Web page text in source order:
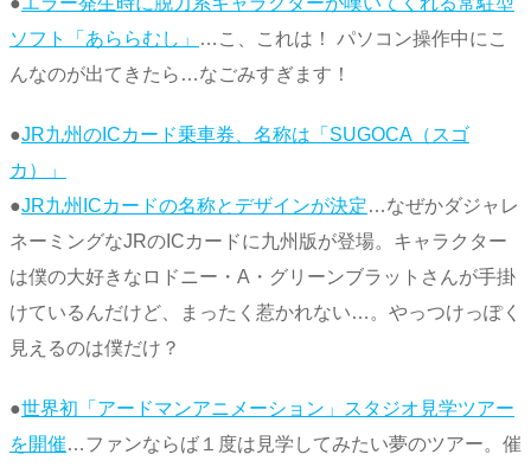
ソフト「あららむし」
…こ、これは！ パソコン操作中にこ
んなのが出てきたら…なごみすぎます！
●JR九州のICカード乗車券、名称は「SUGOCA（スゴ
カ）」
●JR九州ICカードの名称とデザインが決定…なぜかダジャレ
ネーミングなJRのICカードに九州版が登場。キャラクター
は僕の大好きなロドニー・A・グリーンブラットさんが手掛
けているんだけど、まったく惹かれない…。やっつけっぽく
見えるのは僕だけ？
●世界初「アードマンアニメーション」スタジオ見学ツアー
を開催…ファンならば１度は見学してみたい夢のツアー。催